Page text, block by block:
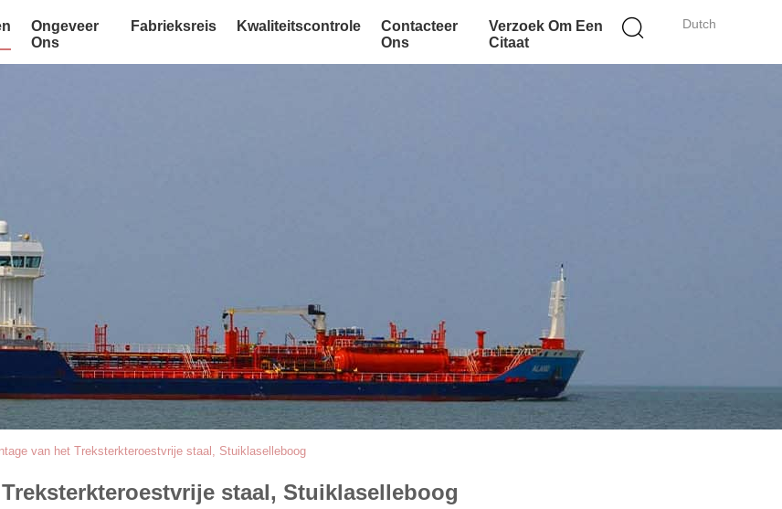
Dutch
Ongeveer
Ons
Fabrieksreis Kwaliteitscontrole
Contacteer
Ons
Verzoek Om Een
Citaat
van het Treksterkteroestvrije staal, Stuiklaselleboog
staal, Stuiklaselleboog